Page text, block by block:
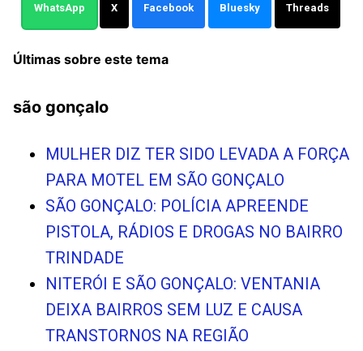
WhatsApp X Facebook Bluesky Threads
Últimas sobre este tema
são gonçalo
MULHER DIZ TER SIDO LEVADA A FORÇA
PARA MOTEL EM SÃO GONÇALO
SÃO GONÇALO: POLÍCIA APREENDE
PISTOLA, RÁDIOS E DROGAS NO BAIRRO
TRINDADE
NITERÓI E SÃO GONÇALO: VENTANIA
DEIXA BAIRROS SEM LUZ E CAUSA
TRANSTORNOS NA REGIÃO